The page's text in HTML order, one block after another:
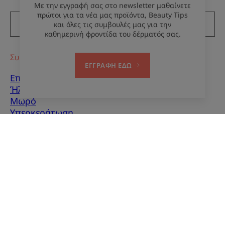
Με την εγγραφή σας στο newsletter μαθαίνετε
πρώτοι για τα νέα μας προϊόντα, Beauty Tips
και όλες τις συμβουλές μας για την
καθημερινή φροντίδα του δέρματός σας.
ΕΓΓΡΑΦΗ ΕΔΩ
ΕΓΓΡΑΦΕΙΤΕ ΣΤΟ ΕΝΗΜΕΡΩΤΙΚΟ ΔΕΛΤΙΟ
Συμβουλές
Επούλωση ουλών
Ήλιος
Μωρό
Υπερκεράτωση